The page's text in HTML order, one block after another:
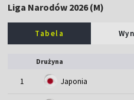
Liga Narodów 2026 (M)
Tabela
Drużyna
1 Japonia